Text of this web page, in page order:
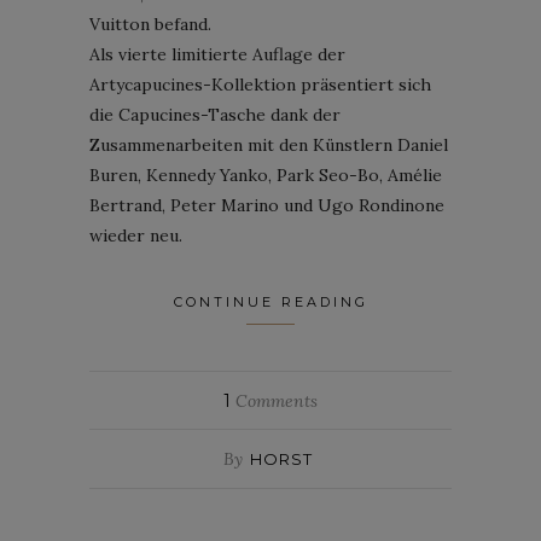
Vuitton befand.
Als vierte limitierte Auflage der
Artycapucines-Kollektion präsentiert sich
die Capucines-Tasche dank der
Zusammenarbeiten mit den Künstlern Daniel
Buren, Kennedy Yanko, Park Seo-Bo, Amélie
Bertrand, Peter Marino und Ugo Rondinone
wieder neu.
CONTINUE READING
1 Comments
By HORST